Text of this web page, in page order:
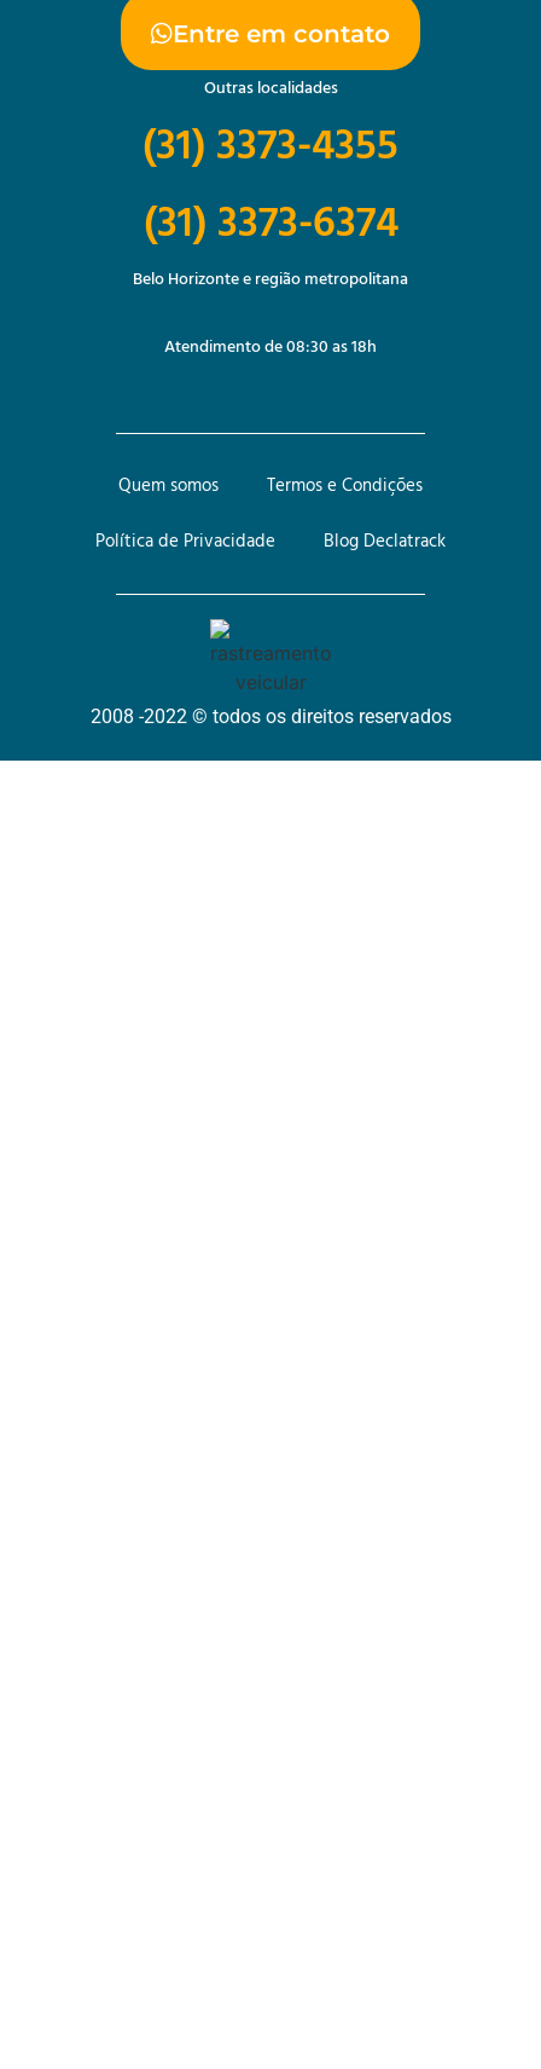
Entre em contato
Outras localidades
(31) 3373-4355
(31) 3373-6374
Belo Horizonte e região metropolitana
Atendimento de 08:30 as 18h
Quem somos
Termos e Condições
Política de Privacidade
Blog Declatrack
2008 -2022 © todos os direitos reservados